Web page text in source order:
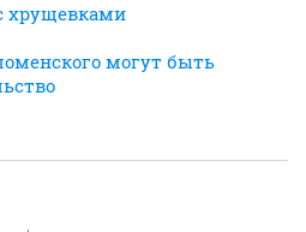
хрущевками
могут быть